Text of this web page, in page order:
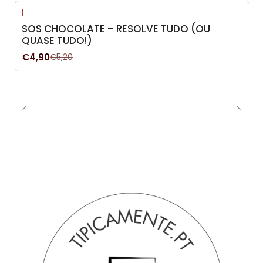
-6%DESCONTO
|
SOS CHOCOLATE – RESOLVE TUDO (OU
QUASE TUDO!)
€4,90€5,20